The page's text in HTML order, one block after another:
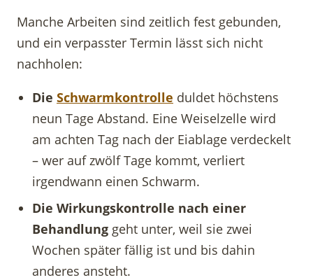
Manche Arbeiten sind zeitlich fest gebunden,
und ein verpasster Termin lässt sich nicht
nachholen:
Die Schwarmkontrolle duldet höchstens
neun Tage Abstand. Eine Weiselzelle wird
am achten Tag nach der Eiablage verdeckelt
– wer auf zwölf Tage kommt, verliert
irgendwann einen Schwarm.
Die Wirkungskontrolle nach einer
Behandlung geht unter, weil sie zwei
Wochen später fällig ist und bis dahin
anderes ansteht.